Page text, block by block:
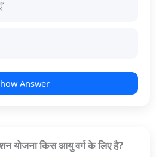
Answer
योजना किस आयु वर्ग के लिए है?